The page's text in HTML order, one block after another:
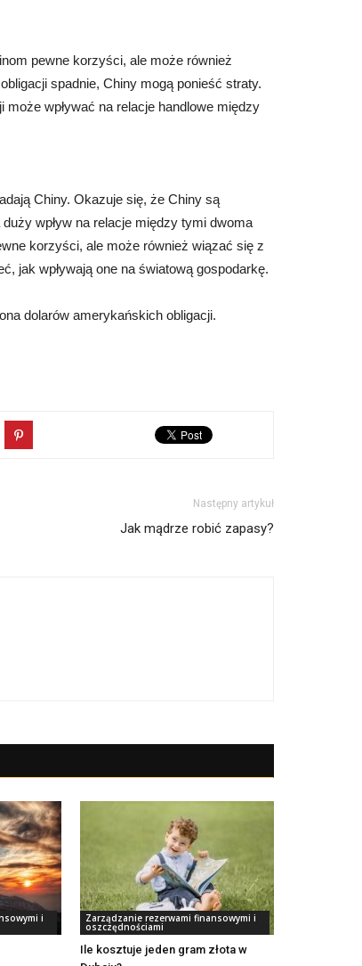
pewne korzyści, ale może również
spadnie, Chiny mogą ponieść straty.
wpływać na relacje handlowe między
Chiny. Okazuje się, że Chiny są
wpływ na relacje między tymi dwoma
korzyści, ale może również wiązać się z
jak wpływają one na światową gospodarkę.
dolarów amerykańskich obligacji.
Następny artykuł
Jak mądrze robić zapasy?
i Zarządzanie rezerwami finansowymi i
oszczędnościami
Ile kosztuje jeden gram złota w